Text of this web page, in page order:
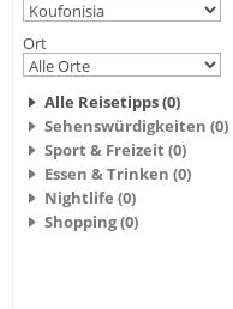
Ort
Alle Reisetipps (0)
Sehenswürdigkeiten (0)
Sport & Freizeit (0)
Essen & Trinken (0)
Nightlife (0)
Shopping (0)